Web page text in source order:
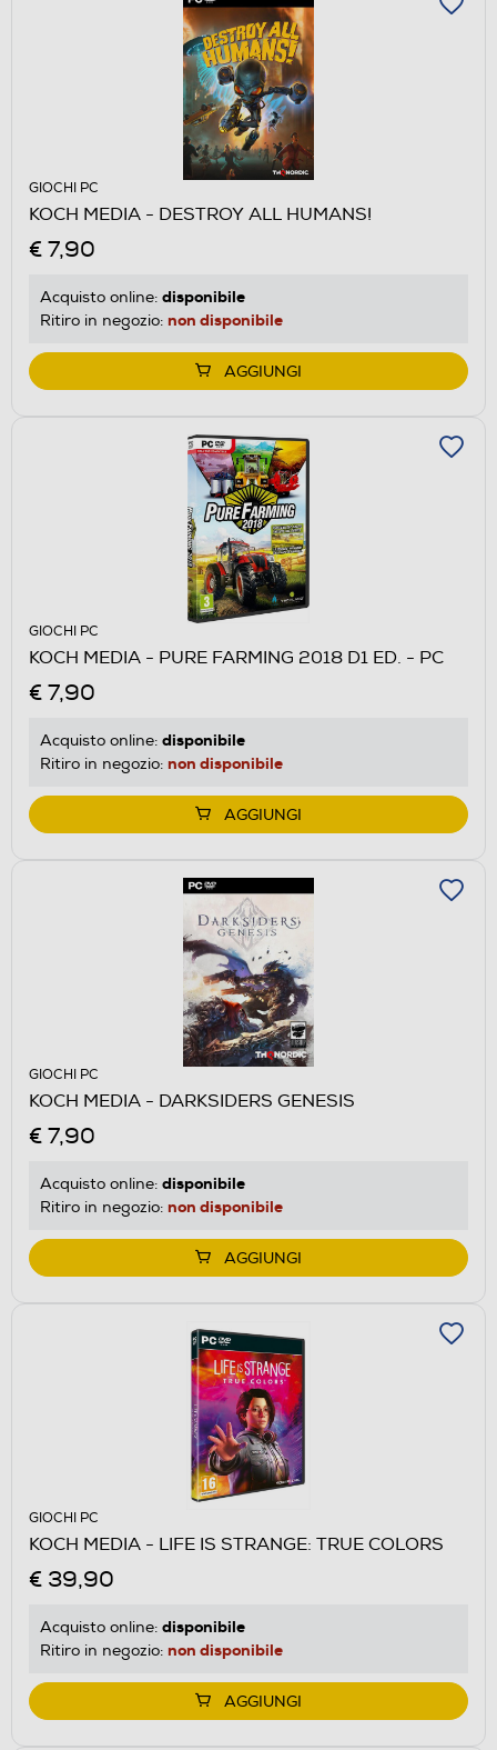
GIOCHI PC
KOCH MEDIA - DESTROY ALL HUMANS!
€ 7,90
Acquisto online: disponibile
Ritiro in negozio: non disponibile
AGGIUNGI
GIOCHI PC
KOCH MEDIA - PURE FARMING 2018 D1 ED. - PC
€ 7,90
Acquisto online: disponibile
Ritiro in negozio: non disponibile
AGGIUNGI
GIOCHI PC
KOCH MEDIA - DARKSIDERS GENESIS
€ 7,90
Acquisto online: disponibile
Ritiro in negozio: non disponibile
AGGIUNGI
GIOCHI PC
KOCH MEDIA - LIFE IS STRANGE: TRUE COLORS
€ 39,90
Acquisto online: disponibile
Ritiro in negozio: non disponibile
AGGIUNGI